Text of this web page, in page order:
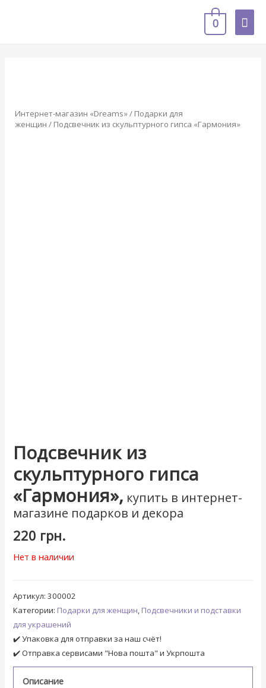
0
Интернет-магазин «Dreams»/ Подарки для
женщин / Подсвечник из скульптурного гипса «Гармония»
Подсвечник из
скульптурного гипса
«Гармония», купить в интернет-
магазине подарков и декора
220 грн.
Нет в наличии
Артикул:300002
Категории: Подарки для женщин Подсвечники и подставки
для украшений
✔️ Упаковка для отправки за наш счёт!
✔️ Отправка сервисами "Нова пошта" и Укрпошта
Описание